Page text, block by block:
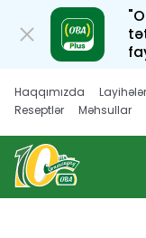
Haqqımızda
Reseptlər
Məhsullar